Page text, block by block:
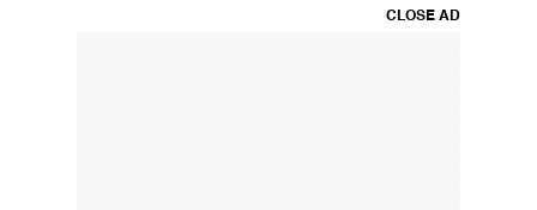
CLOSE AD